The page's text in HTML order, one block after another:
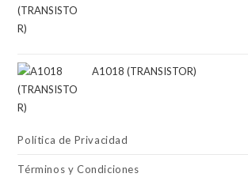
A1018 (TRANSISTOR)
Política de Privacidad
Términos y Condiciones